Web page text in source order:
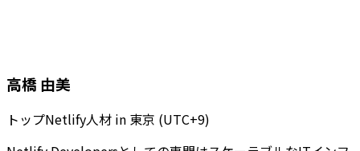
高橋 由美
トップNetlify人材 in 東京 (UTC+9)